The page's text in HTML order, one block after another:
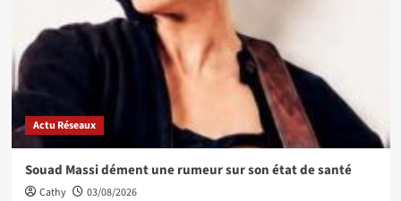
Actu Réseaux
Souad Massi dément une rumeur sur son état de santé
Cathy 03/08/2026